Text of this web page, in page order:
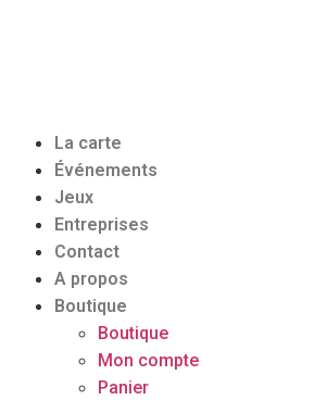
La carte
Événements
Jeux
Entreprises
Contact
A propos
Boutique
Boutique
Mon compte
Panier